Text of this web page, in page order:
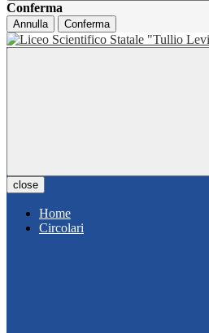
Conferma
Annulla Conferma
close
Home
Circolari